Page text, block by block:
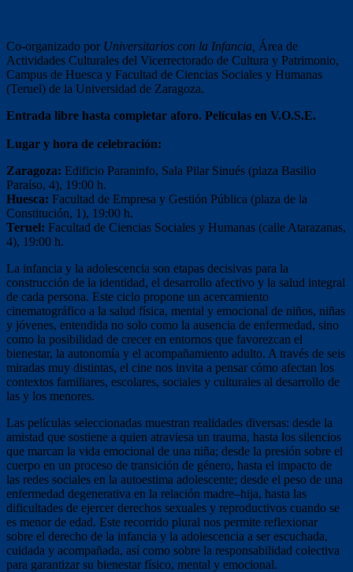
Co-organizado por Universitarios con la Infancia, Área de
Actividades Culturales del Vicerrectorado de Cultura y Patrimonio,
Campus de Huesca y Facultad de Ciencias Sociales y Humanas
(Teruel) de la Universidad de Zaragoza.
Entrada libre hasta completar aforo. Películas en V.O.S.E.
Lugar y hora de celebración:
Zaragoza: Edificio Paraninfo, Sala Pilar Sinués (plaza Basilio
Paraíso, 4), 19:00 h.
Huesca: Facultad de Empresa y Gestión Pública (plaza de la
Constitución, 1), 19:00 h.
Teruel: Facultad de Ciencias Sociales y Humanas (calle Atarazanas,
4), 19:00 h.
La infancia y la adolescencia son etapas decisivas para la
construcción de la identidad, el desarrollo afectivo y la salud integral
de cada persona. Este ciclo propone un acercamiento
cinematográfico a la salud física, mental y emocional de niños, niñas
y jóvenes, entendida no solo como la ausencia de enfermedad, sino
como la posibilidad de crecer en entornos que favorezcan el
bienestar, la autonomía y el acompañamiento adulto. A través de seis
miradas muy distintas, el cine nos invita a pensar cómo afectan los
contextos familiares, escolares, sociales y culturales al desarrollo de
las y los menores.
Las películas seleccionadas muestran realidades diversas: desde la
amistad que sostiene a quien atraviesa un trauma, hasta los silencios
que marcan la vida emocional de una niña; desde la presión sobre el
cuerpo en un proceso de transición de género, hasta el impacto de
las redes sociales en la autoestima adolescente; desde el peso de una
enfermedad degenerativa en la relación madre–hija, hasta las
dificultades de ejercer derechos sexuales y reproductivos cuando se
es menor de edad. Este recorrido plural nos permite reflexionar
sobre el derecho de la infancia y la adolescencia a ser escuchada,
cuidada y acompañada, así como sobre la responsabilidad colectiva
para garantizar su bienestar físico, mental y emocional.